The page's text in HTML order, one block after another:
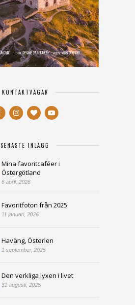
KONTAKTVÄGAR
SENASTE INLÄGG
Mina favoritcaféer i
Östergötland
6 april, 2026
Favoritfoton från 2025
11 januari, 2026
Haväng, Österlen
1 september, 2025
Den verkliga lyxen i livet
31 augusti, 2025